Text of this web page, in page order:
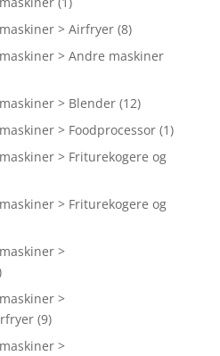
> Airfryer (8)
> Andre maskiner
> Blender (12)
> Foodprocessor (1)
> Friturekogere og
> Friturekogere og
>
>
(9)
>